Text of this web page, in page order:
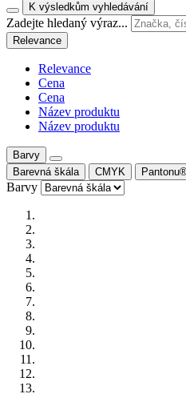
K výsledkům vyhledávání
Zadejte hledaný výraz...
Relevance
Relevance
Cena
Cena
Název produktu
Název produktu
Barvy
Barevná škála
CMYK
Barvy